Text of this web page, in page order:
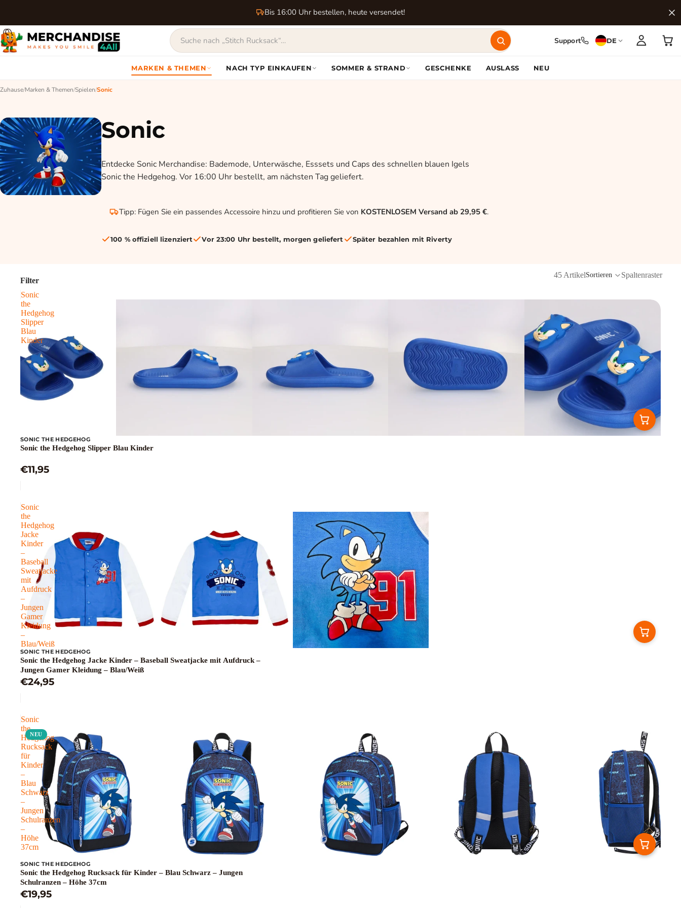
Bis 16:00 Uhr bestellen, heute versendet!
Support DE
MARKEN & THEMEN NACH TYP EINKAUFEN SOMMER & STRAND GESCHENKE AUSLASS NEU
Zuhause/Marken & Themen/Spielen/Sonic
Sonic
Entdecke Sonic Merchandise: Bademode, Unterwäsche, Esssets und Caps des schnellen blauen Igels
Sonic the Hedgehog. Vor 16:00 Uhr bestellt, am nächsten Tag geliefert.
Tipp: Fügen Sie ein passendes Accessoire hinzu und profitieren Sie von KOSTENLOSEM Versand ab 29,95 €.
100 % offiziell lizenziert Vor 23:00 Uhr bestellt, morgen geliefert Später bezahlen mit Riverty
Filter
45 ArtikelSortieren Spaltenraster
Sonic
the
Hedgehog
Slipper
Blau
Kinder
SONIC THE HEDGEHOG
Sonic the Hedgehog Slipper Blau Kinder
€11,95
Sonic
the
Hedgehog
Jacke
Kinder
–
Baseball
Sweatjacke
mit
Aufdruck
–
Jungen
Gamer
Kleidung
–
Blau/Weiß
SONIC THE HEDGEHOG
Sonic the Hedgehog Jacke Kinder – Baseball Sweatjacke mit Aufdruck –
Jungen Gamer Kleidung – Blau/Weiß
€24,95
Sonic
the
Hedgehog
Rucksack
für
Kinder
–
Blau
Schwarz
–
Jungen
Schulranzen
–
Höhe
37cm
NEU
SONIC THE HEDGEHOG
Sonic the Hedgehog Rucksack für Kinder – Blau Schwarz – Jungen
Schulranzen – Höhe 37cm
€19,95